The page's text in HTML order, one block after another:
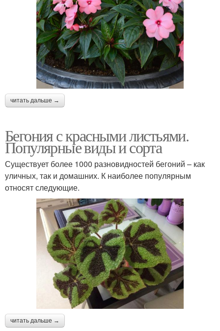
читать дальше →
Бегония с красными листьями.
Популярные виды и сорта
Существует более 1000 разновидностей бегоний – как
уличных, так и домашних. К наиболее популярным
относят следующие.
читать дальше →